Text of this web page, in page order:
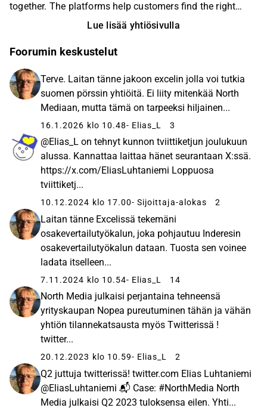
together. The platforms help customers find the right
products, whether they are looking for groceries, rental
Media is a market leader and has been listed on OMX
long-term value creation and stable return on capital and
has a policy to pay out dividend based on the financial
performance. North Media is organised into two business
areas: 1) Last Mile comprises FK Distribution and SDR
Svensk Direktreklam and both companies are among the
leading distributors of leaflets and local newspapers in
Denmark and Sweden, respectively. Last Mile is a mature
business area with solid earnings and cash flows. 2)
Digital Services consists of BoligPortal, Dayli and Bekey,
all with the potential for growth, rising profitability, and
scalability. BoligPortal is Denmark’s leading home rental
platform, offering services to both landlords and tenants.
Dayli (MineTilbud) is a leading digital offer platform.
Bekey provides digital access solutions for secured
stairwells and private homes for the use of homecare
services and companies delivering parcels, groceries,
meal services, etc. North Media has a strong focus on
sustainability and ESG reporting, including the group’s
impact, risks and opportunities within climate,
Media is committed to the Science Based Target initiative
with the aim to reduce total CO2 emissions by 50%
nominally by 2030 compared to 2018, and to achieve net-
zero emissions by 2050.
Lue lisää yhtiösivulla
Foorumin keskustelut
Terve. Laitan tänne jakoon excelin jolla voi tutkia
suomen pörssin yhtiöitä. Ei liity mitenkää North
Mediaan, mutta tämä on tarpeeksi hiljainen...
16.1.2026 klo 10.48- Elias_L 3
@Elias_L on tehnyt kunnon tviittiketjun joulukuun
alussa. Kannattaa laittaa hänet seurantaan X:ssä.
https://x.com/EliasLuhtaniemi Loppuosa
tviittiketj...
10.12.2024 klo 17.00- Sijoittaja-alokas 2
Laitan tänne Excelissä tekemäni
osakevertailutyökalun, joka pohjautuu Inderesin
osakevertailutyökalun dataan. Tuosta sen voinee
ladata itselleen...
7.11.2024 klo 10.54- Elias_L 14
North Media julkaisi perjantaina tehneensä
yrityskaupan Nopea pureutuminen tähän ja vähän
yhtiön tilannekatsausta myös Twitterissä !
twitter...
20.12.2023 klo 10.59- Elias_L 2
Q2 juttuja twitterissä! twitter.com Elias Luhtaniemi
@EliasLuhtaniemi 📬 Case: #NorthMedia North
Media julkaisi Q2 2023 tuloksensa eilen. Yhti...